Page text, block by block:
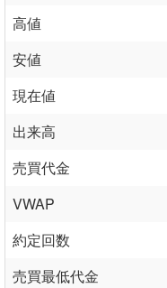
高値
安値
現在値
出来高
売買代金
VWAP
約定回数
売買最低代金